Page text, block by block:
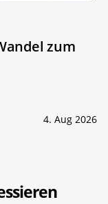
zum
4. Aug 2026